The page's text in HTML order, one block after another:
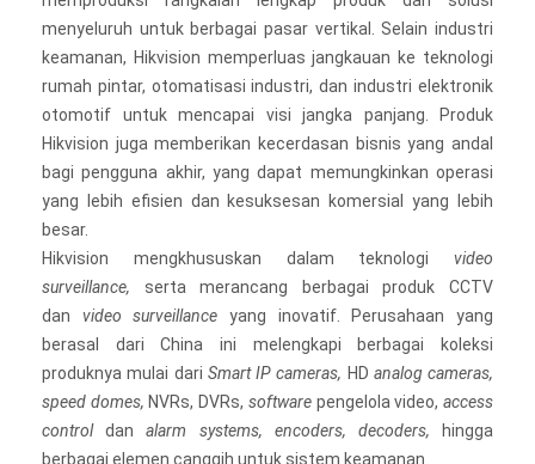
menyeluruh untuk berbagai pasar vertikal. Selain industri
keamanan, Hikvision memperluas jangkauan ke teknologi
rumah pintar, otomatisasi industri, dan industri elektronik
otomotif untuk mencapai visi jangka panjang. Produk
Hikvision juga memberikan kecerdasan bisnis yang andal
bagi pengguna akhir, yang dapat memungkinkan operasi
yang lebih efisien dan kesuksesan komersial yang lebih
besar.
Hikvision mengkhususkan dalam teknologi video
surveillance, serta merancang berbagai produk CCTV
dan video surveillance yang inovatif. Perusahaan yang
berasal dari China ini melengkapi berbagai koleksi
produknya mulai dari Smart IP cameras, HD analog cameras,
speed domes, NVRs, DVRs, softwarepengelola video,access
controldanalarm systems, encoders, decoders, hingga
berbagai elemen canggih untuk sistem keamanan.